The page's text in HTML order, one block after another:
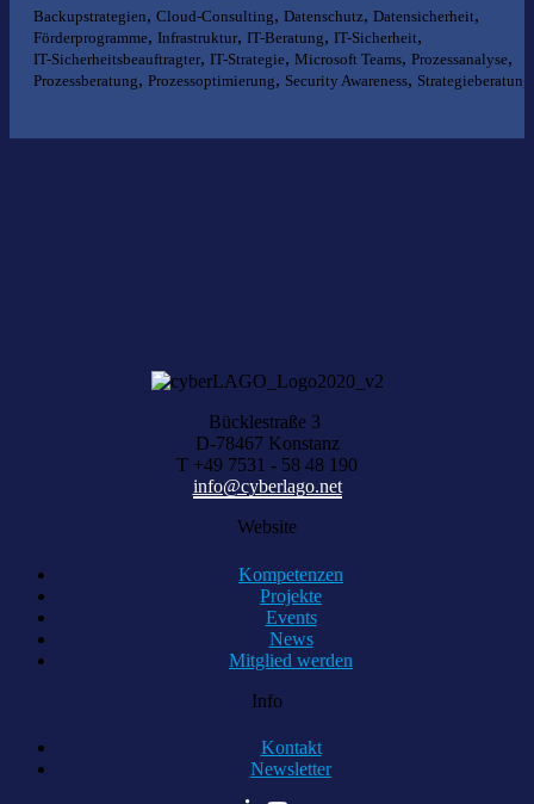
Backupstrategien, Cloud-Consulting, Datenschutz, Datensicherheit,
Förderprogramme, Infrastruktur, IT-Beratung, IT-Sicherheit,
IT-Sicherheitsbeauftragter, IT-Strategie, Microsoft Teams, Prozessanalyse,
Prozessberatung, Prozessoptimierung, Security Awareness, Strategieberatung
Bücklestraße 3
D-78467 Konstanz
T +49 7531 - 58 48 190
info@cyberlago.net
Website
Kompetenzen
Projekte
Events
News
Mitglied werden
Info
Kontakt
Newsletter